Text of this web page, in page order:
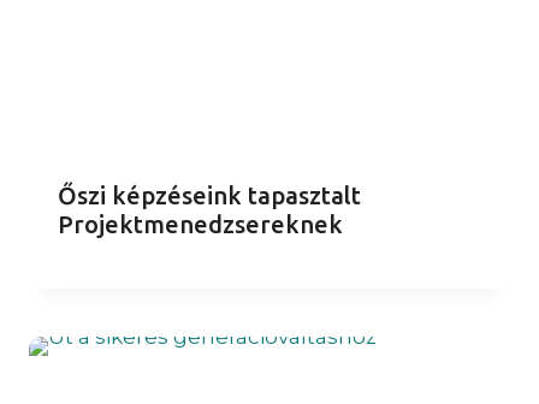
Őszi képzéseink tapasztalt
Projektmenedzsereknek